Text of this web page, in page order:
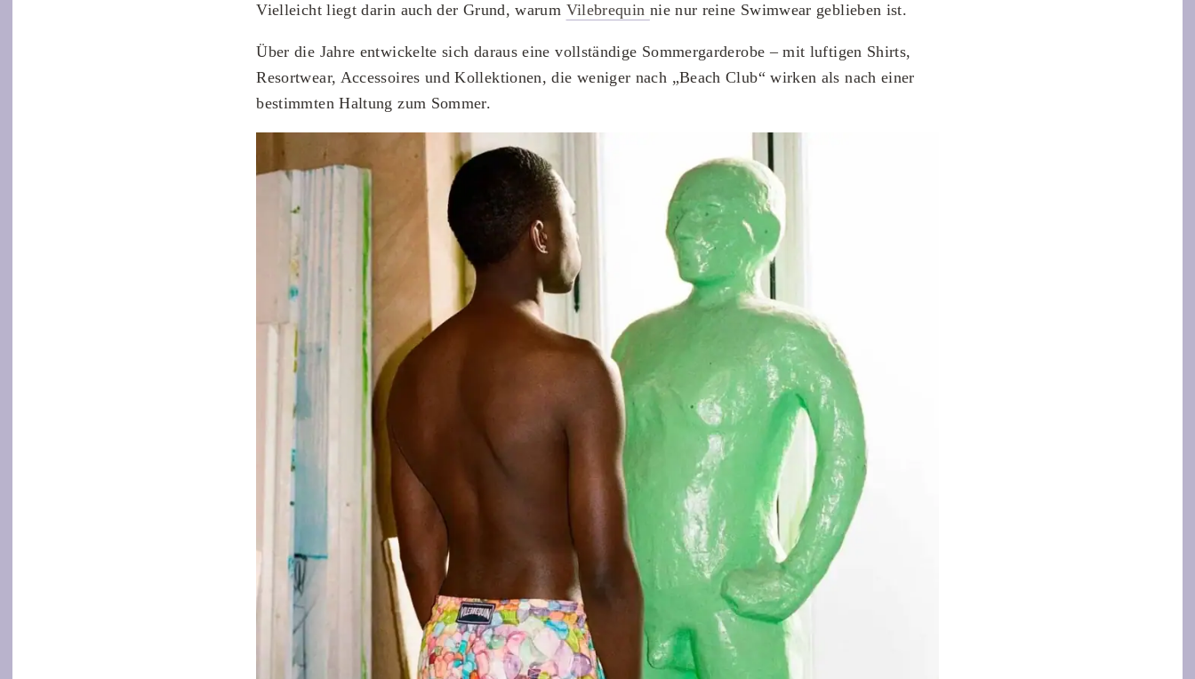
Vielleicht liegt darin auch der Grund, warum Vilebrequin nie nur reine Swimwear geblieben ist.
Über die Jahre entwickelte sich daraus eine vollständige Sommergarderobe – mit luftigen Shirts,
Resortwear, Accessoires und Kollektionen, die weniger nach „Beach Club“ wirken als nach einer
bestimmten Haltung zum Sommer.